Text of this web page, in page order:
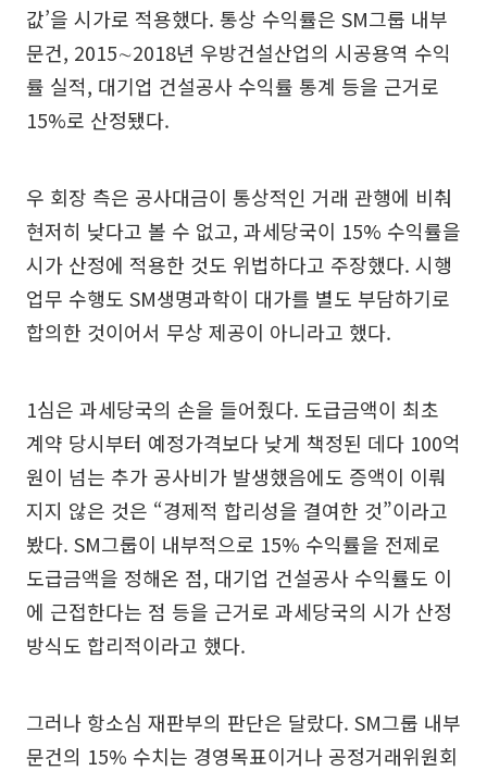
값’을 시가로 적용했다. 통상 수익률은 SM그룹 내부
문건, 2015∼2018년 우방건설산업의 시공용역 수익
률 실적, 대기업 건설공사 수익률 통계 등을 근거로
15%로 산정됐다.
우 회장 측은 공사대금이 통상적인 거래 관행에 비춰
현저히 낮다고 볼 수 없고, 과세당국이 15% 수익률을
시가 산정에 적용한 것도 위법하다고 주장했다. 시행
업무 수행도 SM생명과학이 대가를 별도 부담하기로
합의한 것이어서 무상 제공이 아니라고 했다.
1심은 과세당국의 손을 들어줬다. 도급금액이 최초
계약 당시부터 예정가격보다 낮게 책정된 데다 100억
원이 넘는 추가 공사비가 발생했음에도 증액이 이뤄
지지 않은 것은 “경제적 합리성을 결여한 것”이라고
봤다. SM그룹이 내부적으로 15% 수익률을 전제로
도급금액을 정해온 점, 대기업 건설공사 수익률도 이
에 근접한다는 점 등을 근거로 과세당국의 시가 산정
방식도 합리적이라고 했다.
그러나 항소심 재판부의 판단은 달랐다. SM그룹 내부
문건의 15% 수치는 경영목표이거나 공정거래위원회